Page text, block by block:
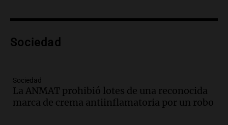
urbano móvil
Episodios
memoria y justicia
Noticias Rosario
Episodios
Sociedad
Sociedad
La ANMAT prohibió lotes de una reconocida
marca de crema antiinflamatoria por un robo